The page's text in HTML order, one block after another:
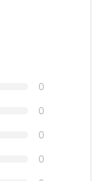
0
0
0
0